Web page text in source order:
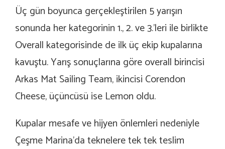
Üç gün boyunca gerçekleştirilen 5 yarışın
sonunda her kategorinin 1., 2. ve 3.’leri ile birlikte
Overall kategorisinde de ilk üç ekip kupalarına
kavuştu. Yarış sonuçlarına göre overall birincisi
Arkas Mat Sailing Team, ikincisi Corendon
Cheese, üçüncüsü ise Lemon oldu.
Kupalar mesafe ve hijyen önlemleri nedeniyle
Çeşme Marina’da teknelere tek tek teslim